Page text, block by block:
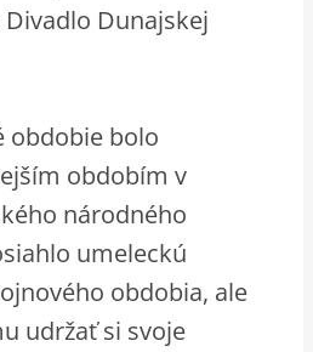
Dunajskej
obdobie bolo
obdobím v
národného
umeleckú
obdobia, ale
udržať si svoje